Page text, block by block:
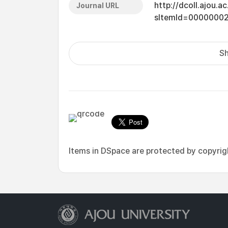
Journal URL
http://
Items in DSpace are protected by